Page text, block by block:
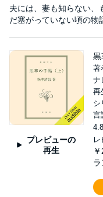
夫には、妻も知らない
だ塞がっていない頃の物
プレビューの
再生
黒
著
ナ
再
シ
言
4.8
レ